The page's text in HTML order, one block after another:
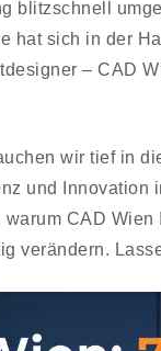
blitzschnell
hat sich in der
– CAD
wir tief in
und Innovation
CAD
verändern.